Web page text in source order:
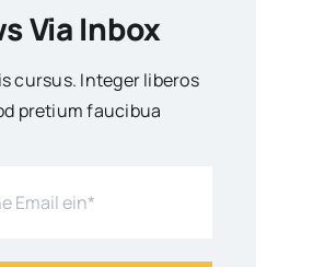
Via Inbox
cursus. Integer liberos
pretium faucibua